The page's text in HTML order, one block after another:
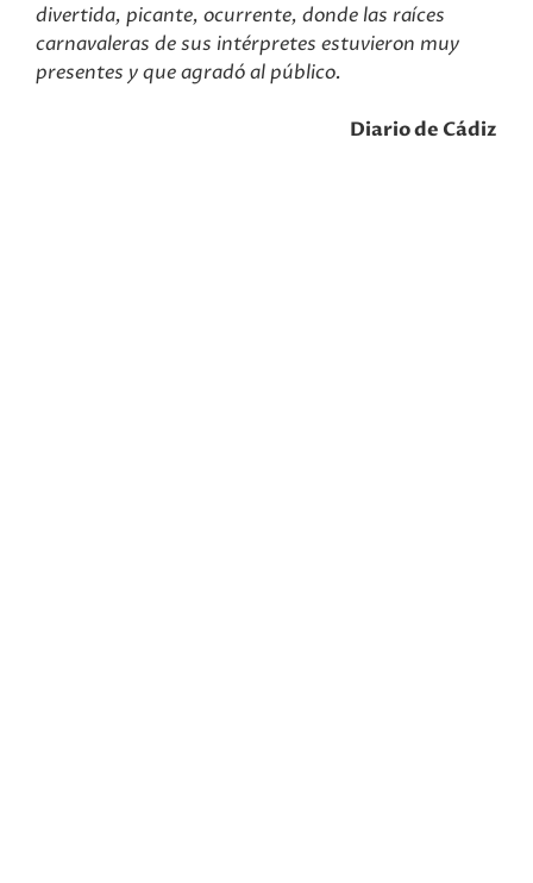
divertida, picante, ocurrente, donde las raíces
carnavaleras de sus intérpretes estuvieron muy
presentes y que agradó al público.
Diario de Cádiz